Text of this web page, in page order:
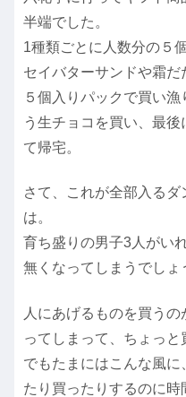
半端でした。
1種類ごとに人数分の５
セイバターサンドや霜
５個入りパックで買い
う生チョコを買い、最
て帰宅。
さて、これが全部入る
は。
育ち盛りの男子3人がい
無くなってしまうでし
人にあげるものを買う
ってしまって、ちょっと
でもたまにはこんな風に
たり買ったりするのに